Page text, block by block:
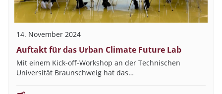
14. November 2024
Auftakt für das Urban Climate Future Lab
Mit einem Kick-off-Workshop an der Technischen
Universität Braunschweig hat das…